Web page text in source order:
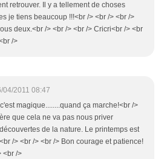
retrouver. Il y a tellement de choses
je tiens beaucoup !!!<br /> <br /> <br />
deux.<br /> <br /> <br /> Cricri<br /> <br
/>
04/2011 08:47
magique........quand ça marche!<br />
que cela ne va pas nous priver
de la nature. Le printemps est
/> <br /> <br /> Bon courage et patience!
<br />